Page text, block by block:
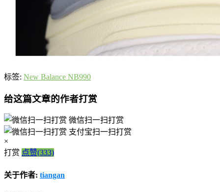
标签: New Balance NB990
给这篇文章的作者打赏
微信扫一扫打赏
支付宝扫一扫打赏
×
打赏 点赞(333)
关于作者: tiangan